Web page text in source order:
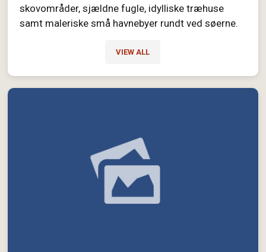
skovområder, sjældne fugle, idylliske træhuse
samt maleriske små havnebyer rundt ved søerne.
VIEW ALL